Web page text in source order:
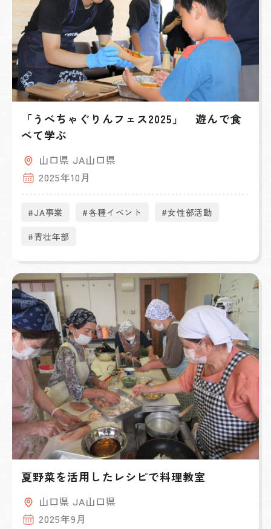
「うべちゃぐりんフェス2025」 遊んで食
べて学ぶ
山口県 JA山口県
2025年10月
#JA事業 #各種イベント
#女性部活動
#青壮年部
夏野菜を活用したレシピで料理教室
山口県 JA山口県
2025年9月